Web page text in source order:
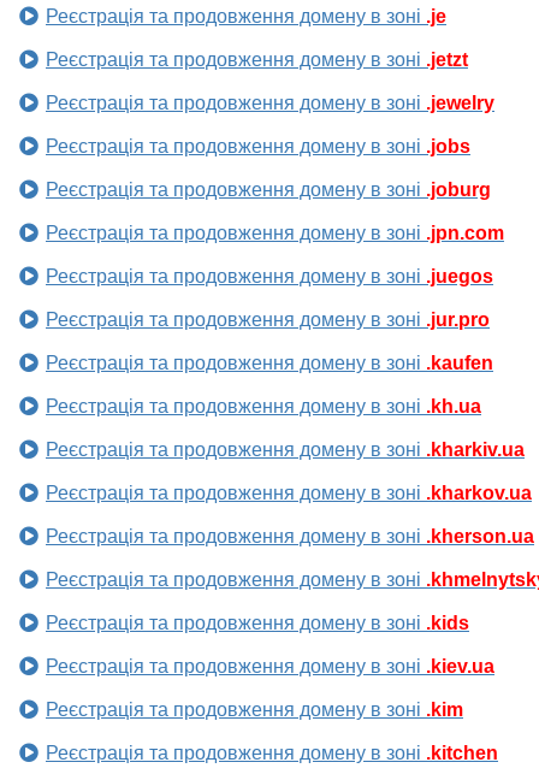
Реєстрація та продовження домену в зоні .je
Реєстрація та продовження домену в зоні .jetzt
Реєстрація та продовження домену в зоні .jewelry
Реєстрація та продовження домену в зоні .jobs
Реєстрація та продовження домену в зоні .joburg
Реєстрація та продовження домену в зоні .jpn.com
Реєстрація та продовження домену в зоні .juegos
Реєстрація та продовження домену в зоні .jur.pro
Реєстрація та продовження домену в зоні .kaufen
Реєстрація та продовження домену в зоні .kh.ua
Реєстрація та продовження домену в зоні .kharkiv.ua
Реєстрація та продовження домену в зоні .kharkov.ua
Реєстрація та продовження домену в зоні .kherson.ua
Реєстрація та продовження домену в зоні
Реєстрація та продовження домену в зоні .kids
Реєстрація та продовження домену в зоні .kiev.ua
Реєстрація та продовження домену в зоні .kim
Реєстрація та продовження домену в зоні .kitchen